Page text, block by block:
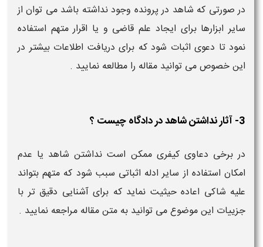
در صورتی که شاهد در پرونده وجود نداشته باشد می توان از
سایر ابزارها برای ایجاد علم قاضی و یا اقرار متهم استفاده
نمود تا دعوی اثبات شود که برای دریافت اطلاعات بیشتر در
این خصوص می توانید مقاله را مطالعه نمایید .
3- آثار نداشتن شاهد در دادگاه چیست ؟
در برخی دعاوی کیفری ممکن است نداشتن شاهد یا عدم
امکان استفاده از سایر ادله اثباتی سبب شود که متهم بتواند
علیه شاکی اعاده حیثیت نماید که برای آشنایی دقیق تر با
جزییات این موضوع می توانید به متن مقاله مراجعه نمایید .